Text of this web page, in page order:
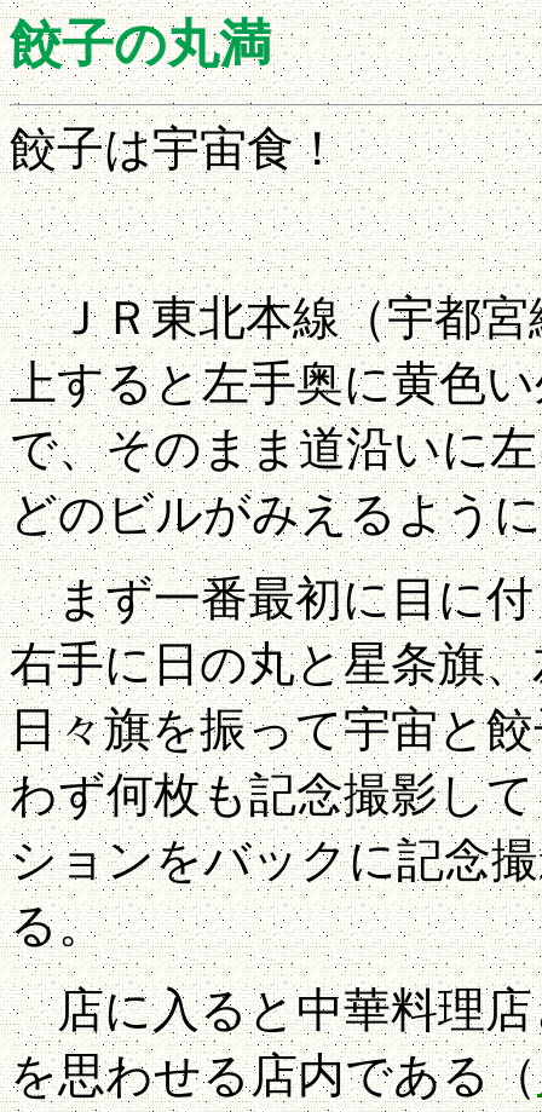
餃子の丸満
餃子は宇宙食！
ＪＲ東北本線（宇都宮
上すると左手奥に黄色
で、そのまま道沿いに
どのビルがみえるよう
まず一番最初に目に付
右手に日の丸と星条旗
日々旗を振って宇宙と
わず何枚も記念撮影し
ションをバックに記念
る。
店に入ると中華料理店
を思わせる店内である（